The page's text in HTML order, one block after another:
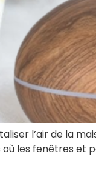
l’air de la
les fenêtres